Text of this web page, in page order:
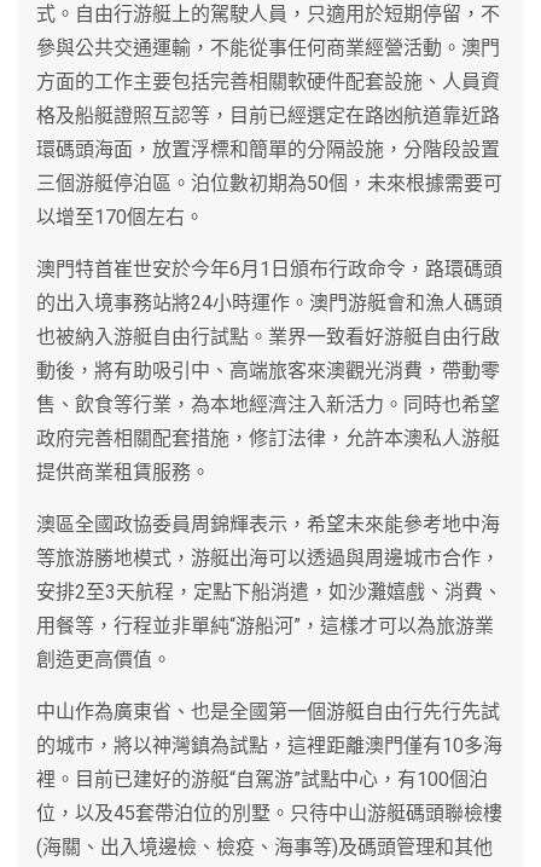
式。自由行游艇上的駕駛人員，只適用於短期停留，不
參與公共交通運輸，不能從事任何商業經營活動。澳門
方面的工作主要包括完善相關軟硬件配套設施、人員資
格及船艇證照互認等，目前已經選定在路凼航道靠近路
環碼頭海面，放置浮標和簡單的分隔設施，分階段設置
三個游艇停泊區。泊位數初期為50個，未來根據需要可
以增至170個左右。
澳門特首崔世安於今年6月1日頒布行政命令，路環碼頭
的出入境事務站將24小時運作。澳門游艇會和漁人碼頭
也被納入游艇自由行試點。業界一致看好游艇自由行啟
動後，將有助吸引中、高端旅客來澳觀光消費，帶動零
售、飲食等行業，為本地經濟注入新活力。同時也希望
政府完善相關配套措施，修訂法律，允許本澳私人游艇
提供商業租賃服務。
澳區全國政協委員周錦輝表示，希望未來能參考地中海
等旅游勝地模式，游艇出海可以透過與周邊城市合作，
安排2至3天航程，定點下船消遣，如沙灘嬉戲、消費、
用餐等，行程並非單純“游船河”，這樣才可以為旅游業
創造更高價值。
中山作為廣東省、也是全國第一個游艇自由行先行先試
的城巿，將以神灣鎮為試點，這裡距離澳門僅有10多海
裡。目前已建好的游艇“自駕游”試點中心，有100個泊
位，以及45套帶泊位的別墅。只待中山游艇碼頭聯檢樓
(海關、出入境邊檢、檢疫、海事等)及碼頭管理和其他